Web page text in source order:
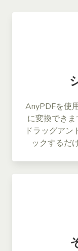
AnyPDFを使
に変換でき
ドラッグアン
ックするだ